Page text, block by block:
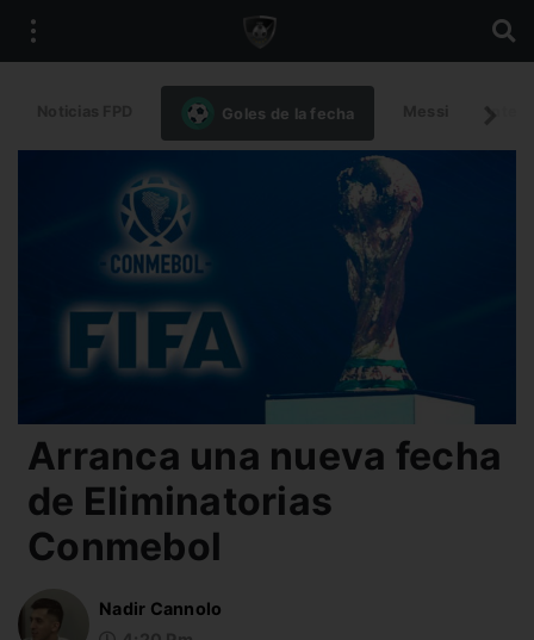
Goles de la fecha
Arranca una nueva fecha
de Eliminatorias
Conmebol
Nadir Cannolo